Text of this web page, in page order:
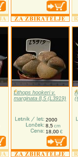
Lithops hookeri v.
marginata 8,5 (L3919)
2000
8,5cm
18,00€